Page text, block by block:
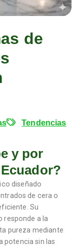
de
Tendencias
y por
diseñado
de cera o
Su
responde a la
pureza mediante
potencia sin las